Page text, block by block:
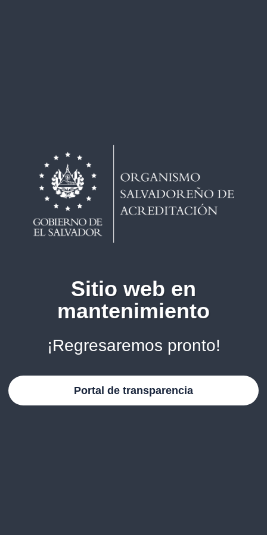
Sitio web en
mantenimiento
¡Regresaremos pronto!
Portal de transparencia